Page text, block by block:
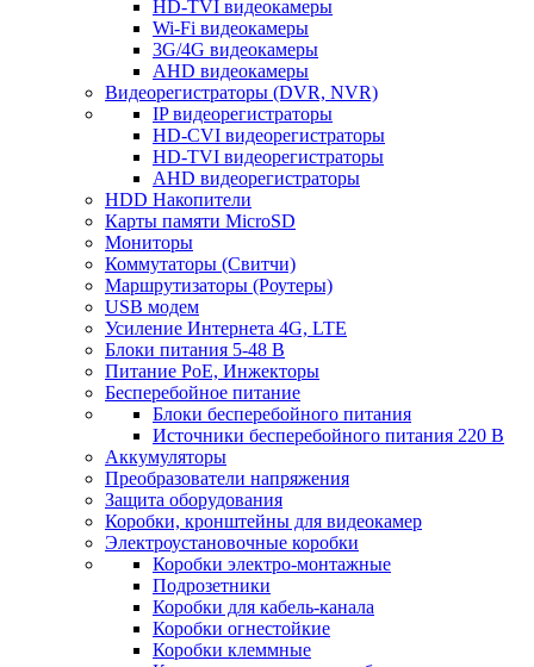
HD-TVI видеокамеры
Wi-Fi видеокамеры
3G/4G видеокамеры
AHD видеокамеры
Видеорегистраторы (DVR, NVR)
IP видеорегистраторы
HD-CVI видеорегистраторы
HD-TVI видеорегистраторы
AHD видеорегистраторы
HDD Накопители
Карты памяти MicroSD
Мониторы
Коммутаторы (Свитчи)
Маршрутизаторы (Роутеры)
USB модем
Усиление Интернета 4G, LTE
Блоки питания 5-48 В
Питание PoE, Инжекторы
Бесперебойное питание
Блоки бесперебойного питания
Источники бесперебойного питания 220 В
Аккумуляторы
Преобразователи напряжения
Защита оборудования
Коробки, кронштейны для видеокамер
Электроустановочные коробки
Коробки электро-монтажные
Подрозетники
Коробки для кабель-канала
Коробки огнестойкие
Коробки клеммные